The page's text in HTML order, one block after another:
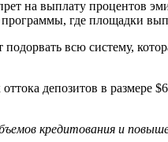
на выплату процентов
где площадки
всю систему,
депозитов в размере
кредитования и